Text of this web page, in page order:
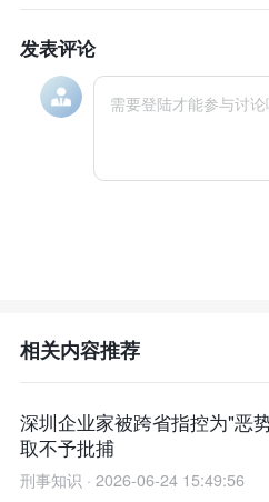
发表评论
相关内容推荐
深圳企业家被跨省指控为"恶
取不予批捕
刑事知识 · 2026-06-24 15:49:56